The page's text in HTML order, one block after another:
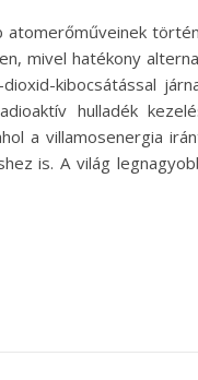
atomerőműveinek
mivel hatékony
dioxid-kibocsátással
hulladék
a villamosenergia
is. A világ